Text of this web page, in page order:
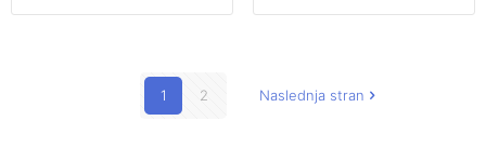
1 2 Naslednja stran